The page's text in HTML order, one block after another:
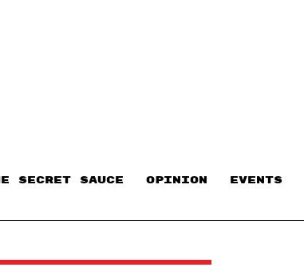
SECRET SAUCE​ OPINION EVENTS